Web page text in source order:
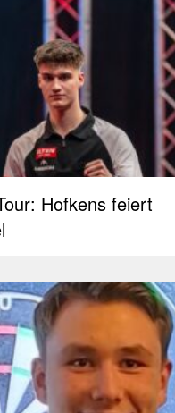
Hofkens feiert